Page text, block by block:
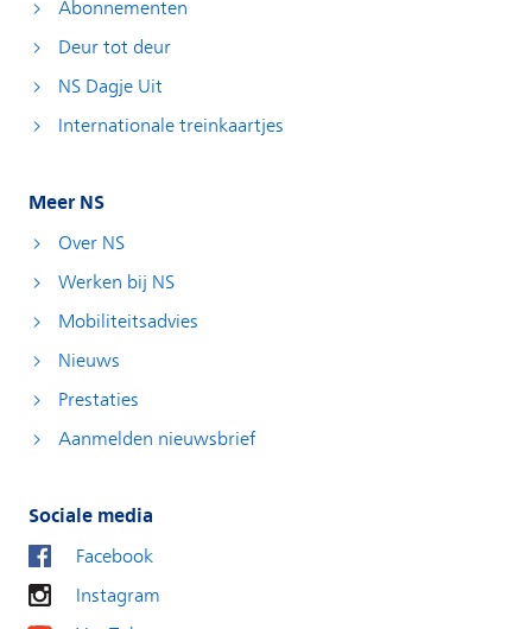
Abonnementen
Deur tot deur
NS Dagje Uit
Internationale treinkaartjes
Meer NS
Over NS
Werken bij NS
Mobiliteitsadvies
Nieuws
Prestaties
Aanmelden nieuwsbrief
Sociale media
Facebook
Instagram